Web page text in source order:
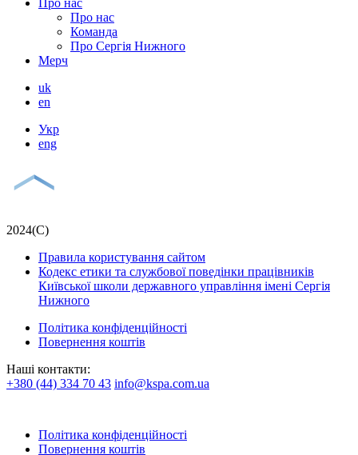
Про нас
Про нас
Команда
Про Сергія Нижного
Мерч
uk
en
Укр
eng
2024(С)
Правила користування сайтом
Кодекс етики та службової поведінки працівників
Київської школи державного управління імені Сергія
Нижного
Політика конфіденційності
Повернення коштів
Наші контакти:
+380 (44) 334 70 43 info@kspa.com.ua
Політика конфіденційності
Повернення коштів